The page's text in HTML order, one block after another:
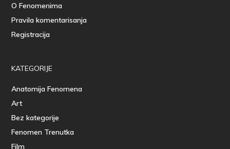
O Fenomenima
Pravila komentarisanja
Registracija
KATEGORIJE
Anatomija Fenomena
Art
Bez kategorije
Fenomen Trenutka
Film